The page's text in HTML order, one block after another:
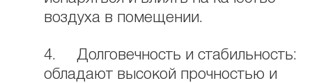
воздуха в помещении.
4. Долговечность и стабильность:
обладают высокой прочностью и